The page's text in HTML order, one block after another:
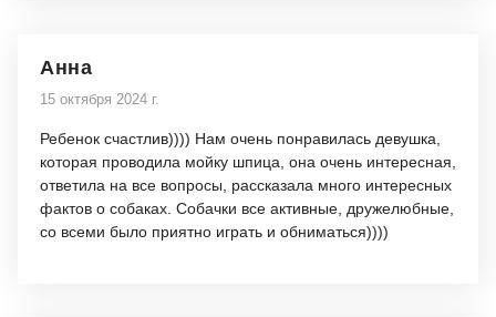
Анна
15 октября 2024 г.
Ребенок счастлив)))) Нам очень понравилась девушка,
которая проводила мойку шпица, она очень интересная,
ответила на все вопросы, рассказала много интересных
фактов о собаках. Собачки все активные, дружелюбные,
со всеми было приятно играть и обниматься))))